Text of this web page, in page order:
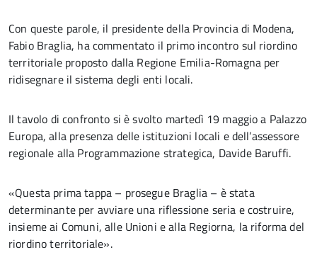
Con queste parole, il presidente della Provincia di Modena,
Fabio Braglia, ha commentato il primo incontro sul riordino
territoriale proposto dalla Regione Emilia-Romagna per
ridisegnare il sistema degli enti locali.
Il tavolo di confronto si è svolto martedì 19 maggio a Palazzo
Europa, alla presenza delle istituzioni locali e dell’assessore
regionale alla Programmazione strategica, Davide Baruffi.
«Questa prima tappa – prosegue Braglia – è stata
determinante per avviare una riflessione seria e costruire,
insieme ai Comuni, alle Unioni e alla Regiorna, la riforma del
riordino territoriale».